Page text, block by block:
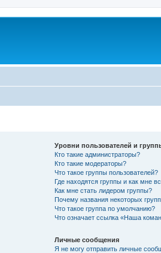
Уровни пользователей и
Кто такие администраторы?
Кто такие модераторы?
Что такое группы пользователей?
Где находятся группы и как мне
Как мне стать лидером группы?
Почему названия некоторых
Что такое группа по умолчанию?
Что означает ссылка «Наша
Личные сообщения
Я не могу отправить личные